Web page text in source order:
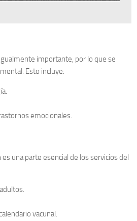
importante, por lo que se
. Esto incluye:
emocionales.
es una parte esencial de los servicios del
vacunal.